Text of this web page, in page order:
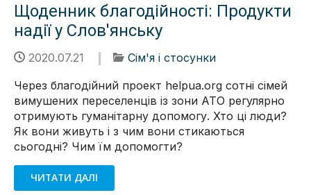
Щоденник благодійності: Продукти
надії у Слов'янську
2020.07.21
Сім'я і стосунки
Через благодійний проект helpua.org сотні сімей
вимушених переселенців із зони АТО регулярно
отримують гуманітарну допомогу. Хто ці люди?
Як вони живуть і з чим вони стикаються
сьогодні? Чим їм допомогти?
ЧИТАТИ ДАЛІ